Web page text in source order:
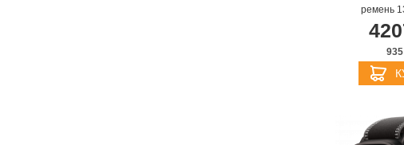
APPLE
ремень